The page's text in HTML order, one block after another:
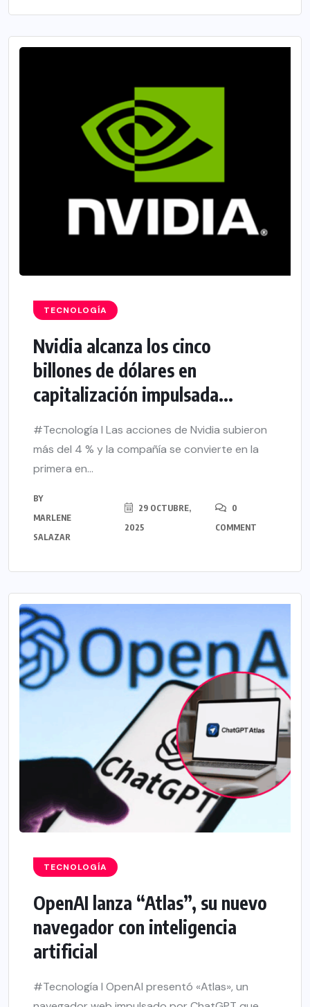
TECNOLOGÍA
Nvidia alcanza los cinco
billones de dólares en
capitalización impulsada...
#Tecnología l Las acciones de Nvidia subieron
más del 4 % y la compañía se convierte en la
primera en...
BY
MARLENE
SALAZAR
29 OCTUBRE,
2025
0
COMMENT
TECNOLOGÍA
OpenAI lanza “Atlas”, su nuevo
navegador con inteligencia
artificial
#Tecnología l OpenAI presentó «Atlas», un